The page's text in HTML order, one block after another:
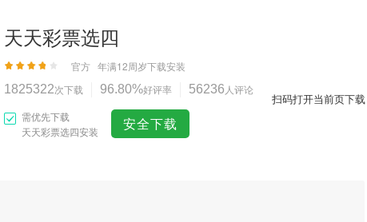
天天彩票选四
官方 年满12周岁下载安装
1825322次下载 96.80%好评率 56236 人评论
需优先下载
天天彩票选四安装
安全下载
扫码打开当前页下载